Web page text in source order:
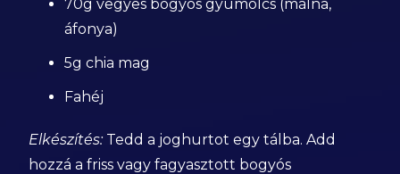
70g vegyes bogyós gyümölcs (málna,
áfonya)
5g chia mag
Fahéj
Elkészítés: Tedd a joghurtot egy tálba. Add
hozzá a friss vagy fagyasztott bogyós